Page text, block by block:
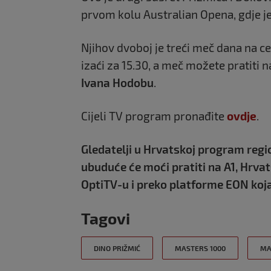
prvom kolu Australian Opena, gdje
Njihov dvoboj je treći meč dana na
izaći za 15.30, a meč možete pratiti
Ivana Hodobu.
Cijeli TV program pronađite ovdje.
Gledatelji u Hrvatskoj program
ubuduće će moći pratiti na A1,
OptiTV-u i preko platforme EON
Tagovi
DINO PRIŽMIĆ MASTERS 1000